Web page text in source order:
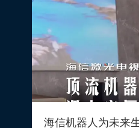
海信机器人为未来